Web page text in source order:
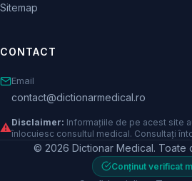
Sitemap
CONTACT
Email
contact@dictionarmedical.ro
⚠️Disclaimer: Informațiile de pe acest site
înlocuiesc consultul medical. Consultați
© 2026 Dictionar Medical. Toate
Conținut verificat